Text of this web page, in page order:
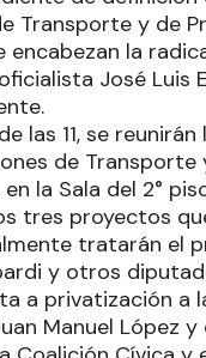
Transporte y de
encabezan la
José Luis
las 11, se
de Transporte
la Sala del 2°
tres proyectos
tratarán el
y otros
a privatización a
Manuel López